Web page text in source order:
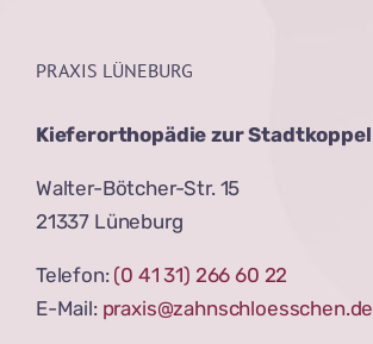
PRAXIS LÜNEBURG
Kieferorthopädie zur Stadtkoppel
Walter-Bötcher-Str. 15
21337 Lüneburg
Telefon: (0 41 31) 266 60 22
E-Mail: praxis@zahnschloesschen.de